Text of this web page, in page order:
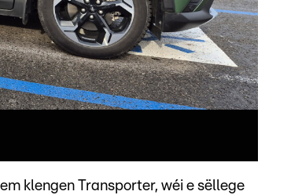
klengen Transporter, wéi e sëllege